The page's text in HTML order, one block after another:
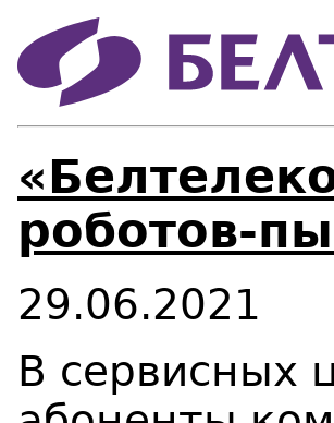
роботов-
29.06.2021
В сервисных